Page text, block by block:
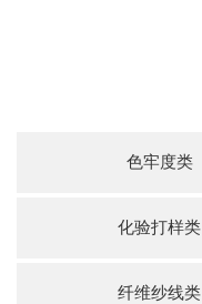
色牢度类
化验打样类
纤维纱线类